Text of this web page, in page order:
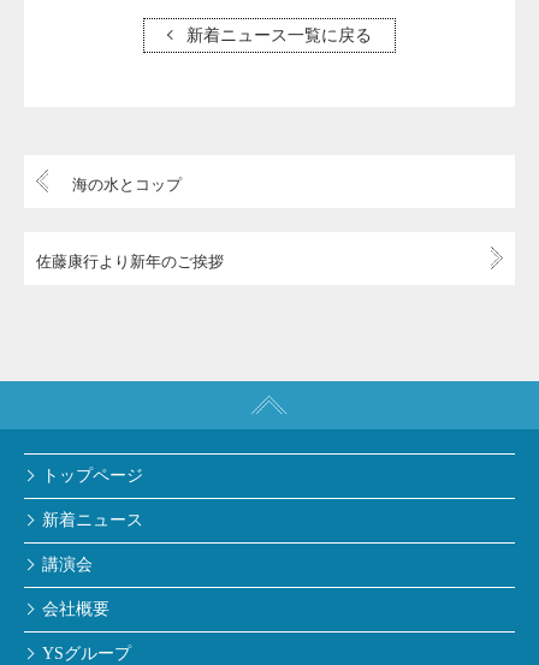
新着ニュース一覧に戻る
海の水とコップ
佐藤康行より新年のご挨拶
トップページ
新着ニュース
講演会
会社概要
YSグループ